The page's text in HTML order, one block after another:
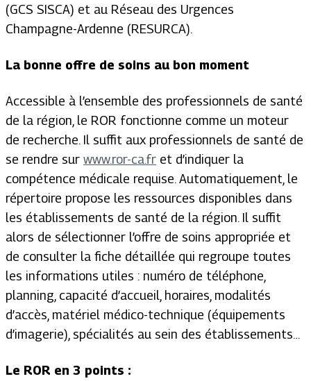
(GCS SISCA) et au Réseau des Urgences
Champagne-Ardenne (RESURCA).
La bonne offre de soins au bon moment
Accessible à l’ensemble des professionnels de santé
de la région, le ROR fonctionne comme un moteur
de recherche. Il suffit aux professionnels de santé de
se rendre sur www.ror-ca.fr et d’indiquer la
compétence médicale requise. Automatiquement, le
répertoire propose les ressources disponibles dans
les établissements de santé de la région. Il suffit
alors de sélectionner l’offre de soins appropriée et
de consulter la fiche détaillée qui regroupe toutes
les informations utiles : numéro de téléphone,
planning, capacité d’accueil, horaires, modalités
d’accès, matériel médico-technique (équipements
d’imagerie), spécialités au sein des établissements…
Le ROR en 3 points :